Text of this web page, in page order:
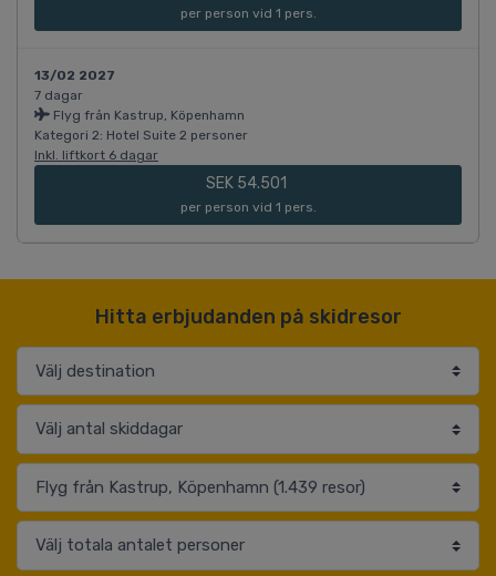
per person vid 1 pers.
13/02 2027
7 dagar
Flyg från Kastrup, Köpenhamn
Kategori 2: Hotel Suite 2 personer
Inkl. liftkort 6 dagar
SEK 54.501
per person vid 1 pers.
Hitta erbjudanden på skidresor